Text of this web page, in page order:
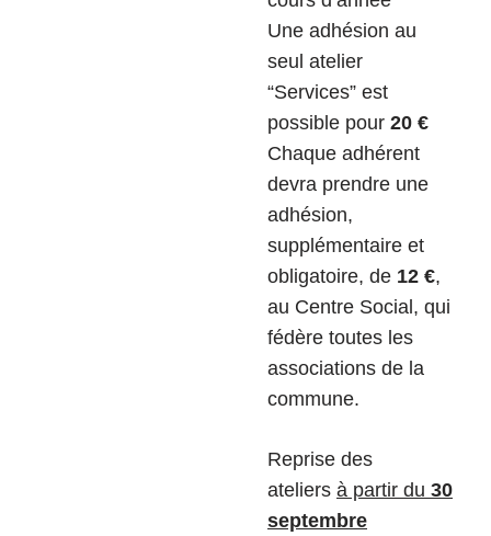
Une adhésion au
seul atelier
“Services” est
possible pour 20 €
Chaque adhérent
devra prendre une
adhésion,
supplémentaire et
obligatoire, de 12 €,
au Centre Social, qui
fédère toutes les
associations de la
commune.
Reprise des
ateliers à partir du 30
septembre